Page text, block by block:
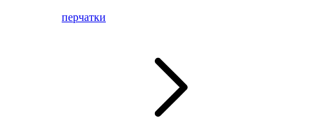
перчатки